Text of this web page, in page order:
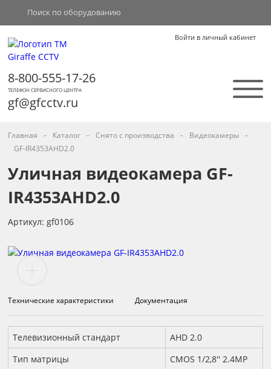
Войти в личный кабинет
8-800-555-17-26
ТЕЛЕФОН СЕРВИСНОГО ЦЕНТРА
gf@gfcctv.ru
Главная - Каталог - Снято с производства - Видеокамеры -
GF-IR4353AHD2.0
Уличная видеокамера GF-
IR4353AHD2.0
Артикул: gf0106
Технические характеристики Документация
Технические характеристики
Телевизионный стандарт
AHD 2.0
Тип матрицы
CMOS 1/2,8'' 2.4MP